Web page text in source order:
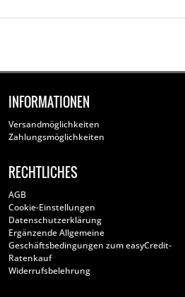
INFORMATIONEN
Versandmöglichkeiten
Zahlungsmöglichkeiten
RECHTLICHES
AGB
Cookie-Einstellungen
Datenschutzerklärung
Ergänzende Allgemeine
Geschäftsbedingungen zum easyCredit-
Ratenkauf
Widerrufsbelehrung